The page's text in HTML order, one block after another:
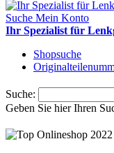
Suche Mein Konto
Ihr Spezialist für
Shopsuche
Suche:
Geben Sie hier Ihren